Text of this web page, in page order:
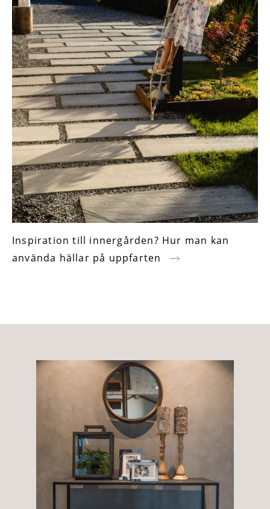
Inspiration till innergården? Hur man kan
använda hällar på uppfarten